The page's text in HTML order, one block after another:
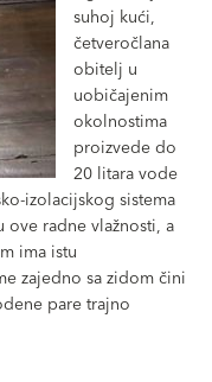
suhoj kući,
četveročlana
obitelj u
uobičajenim
okolnostima
proizvede do
20 litara vode
izolacijskog sistema
radne vlažnosti, a
ima istu
zajedno sa zidom čini
pare trajno